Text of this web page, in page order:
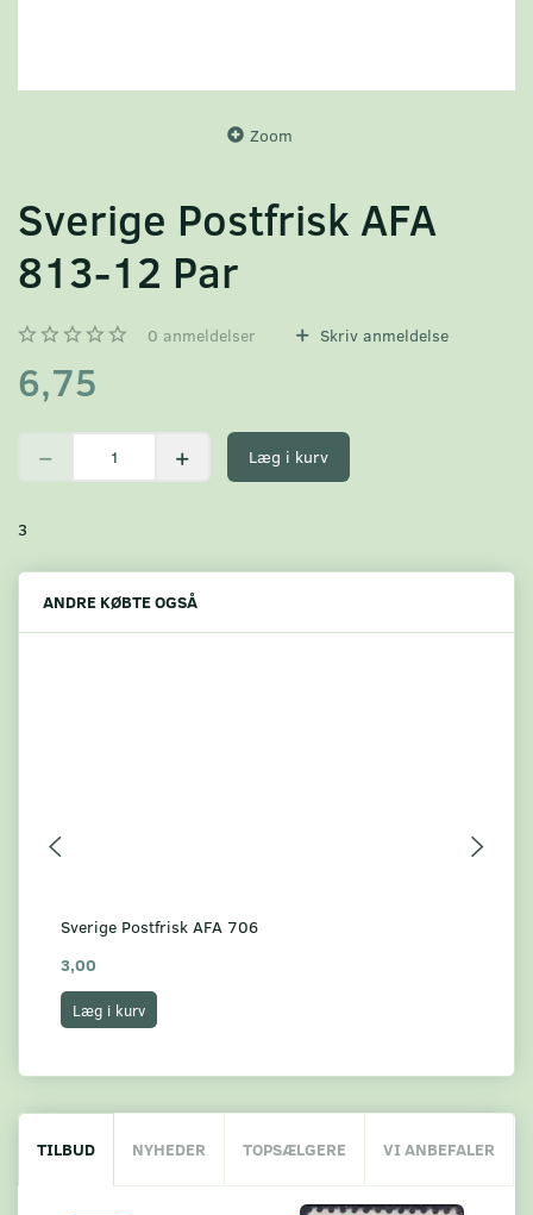
Zoom
Sverige Postfrisk AFA
813-12 Par
0 anmeldelser Skriv anmeldelse
6,75
Læg i kurv
3
ANDRE KØBTE OGSÅ
Sverige Postfrisk AFA 706
3,00
Læg i kurv
TILBUD NYHEDER TOPSÆLGERE VI ANBEFALER